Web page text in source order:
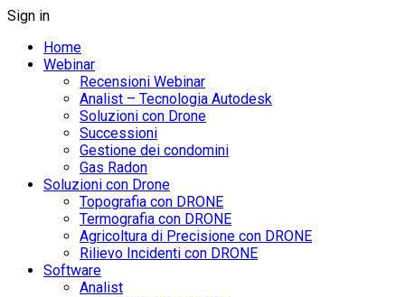
Sign in
Home
Webinar
Recensioni Webinar
Analist – Tecnologia Autodesk
Soluzioni con Drone
Successioni
Gestione dei condomini
Gas Radon
Soluzioni con Drone
Topografia con DRONE
Termografia con DRONE
Agricoltura di Precisione con DRONE
Rilievo Incidenti con DRONE
Software
Analist